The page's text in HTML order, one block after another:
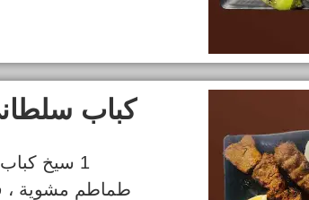
كباب
طماطم مشوية